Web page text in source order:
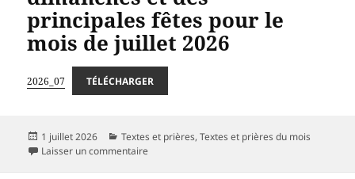
principales fêtes pour le
mois de juillet 2026
2026_07 TÉLÉCHARGER
Publié
le
1 juillet 2026 Catégories
Textes et prières,Textes et prières du mois
Laisser un commentairesur Textes liturgiques des dimanches et des